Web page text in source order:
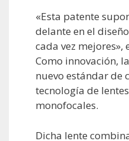
«Esta patente
delante en el
cada vez mejores»,
Como innovación,
nuevo estándar de
tecnología de
monofocales.
Dicha lente